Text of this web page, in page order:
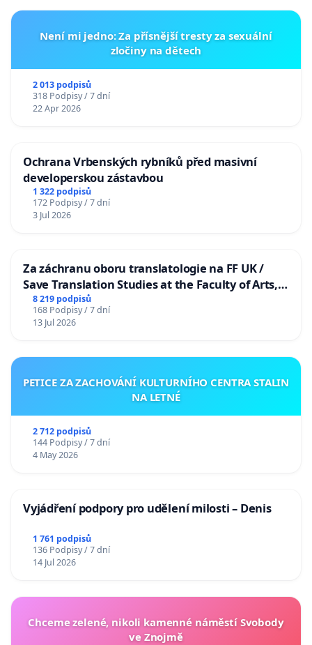
Není mi jedno: Za přísnější tresty za sexuální
zločiny na dětech
2 013 podpisů
318 Podpisy / 7 dní
22 Apr 2026
Ochrana Vrbenských rybníků před masivní
developerskou zástavbou
1 322 podpisů
172 Podpisy / 7 dní
3 Jul 2026
Za záchranu oboru translatologie na FF UK /
Save Translation Studies at the Faculty of Arts,
Charles University
8 219 podpisů
168 Podpisy / 7 dní
13 Jul 2026
PETICE ZA ZACHOVÁNÍ KULTURNÍHO CENTRA STALIN
NA LETNÉ
2 712 podpisů
144 Podpisy / 7 dní
4 May 2026
Vyjádření podpory pro udělení milosti – Denis
1 761 podpisů
136 Podpisy / 7 dní
14 Jul 2026
Chceme zelené, nikoli kamenné náměstí Svobody
ve Znojmě